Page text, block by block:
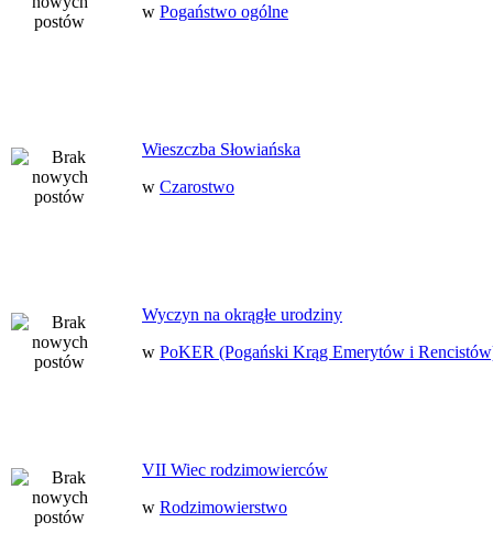
w Pogaństwo ogólne
Wieszczba Słowiańska
w Czarostwo
Wyczyn na okrągłe urodziny
w PoKER (Pogański Krąg Emerytów i
VII Wiec rodzimowierców
w Rodzimowierstwo